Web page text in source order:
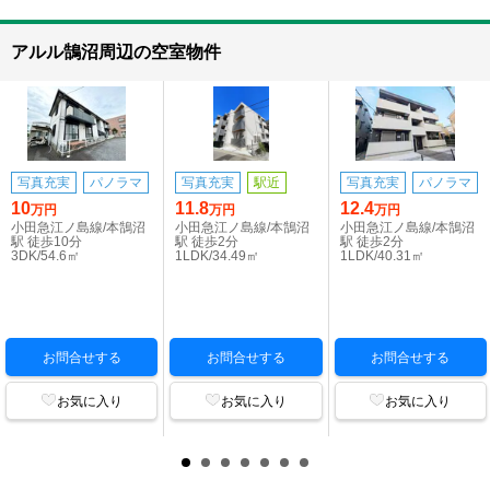
アルル鵠沼周辺の空室物件
写真充実 パノラマ
10万円
小田急江ノ島線/本鵠沼
駅 徒歩10分
3DK/54.6㎡
お問合せする
お気に入り
写真充実 駅近
11.8万円
小田急江ノ島線/本鵠沼
駅 徒歩2分
1LDK/34.49㎡
お問合せする
お気に入り
写真充実 パノラマ
12.4万円
小田急江ノ島線/本鵠沼
駅 徒歩2分
1LDK/40.31㎡
お問合せする
お気に入り